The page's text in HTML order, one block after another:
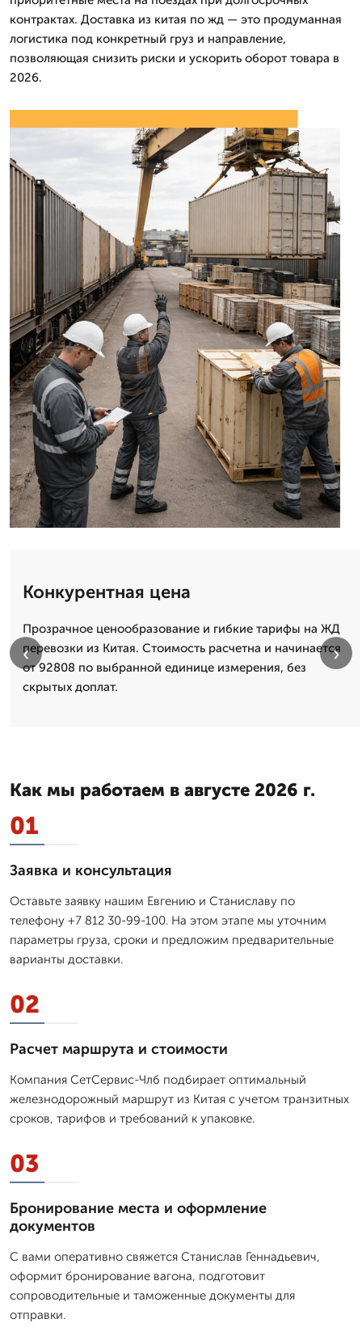
контрактах. Доставка из китая по жд — это продуманная
логистика под конкретный груз и направление,
позволяющая снизить риски и ускорить оборот товара в
2026.
Конкурентная цена
Прозрачное ценообразование и гибкие тарифы на ЖД
перевозки из Китая. Стоимость расчетна и начинается
от 92808 по выбранной единице измерения, без
скрытых доплат.
‹ ›
Как мы работаем в августе 2026 г.
01
Заявка и консультация
Оставьте заявку нашим Евгению и Станиславу по
телефону +7 812 30-99-100. На этом этапе мы уточним
параметры груза, сроки и предложим предварительные
варианты доставки.
02
Расчет маршрута и стоимости
Компания СетСервис-Члб подбирает оптимальный
железнодорожный маршрут из Китая с учетом транзитных
сроков, тарифов и требований к упаковке.
03
Бронирование места и оформление
документов
С вами оперативно свяжется Станислав Геннадьевич,
оформит бронирование вагона, подготовит
сопроводительные и таможенные документы для
отправки.